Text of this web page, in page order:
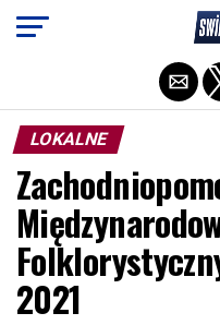
LOKALNE
2021
Exit